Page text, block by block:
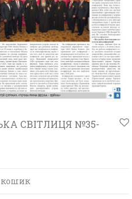
СВІТЛИЦЯ №35-
кошик